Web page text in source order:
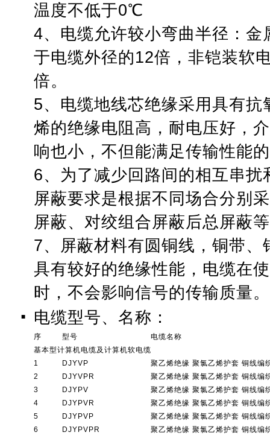
温度不低于0℃
4、电缆允许较小弯曲半径：
于电缆外径的12倍，非铠装软
倍。
5、电缆地线芯绝缘采用具有
烯的绝缘电阻高，耐电压好，
响也小，不但能满足传输性能
6、为了减少回路间的相互串
屏蔽要求是根据不同场合分别
屏蔽、对绞组合屏蔽后总屏蔽
7、屏蔽材料有圆铜线，铜带
具有较好的绝缘性能，电缆在
时，不会影响信号的传输质量。
■ 电缆型号、名称：
序 型号
电缆名称
基本型计算机电缆及计算机软电缆
1
DJYVP
聚乙烯绝缘 聚氯乙烯护套 铜线编
2
DJYVPR
聚乙烯绝缘 聚氯乙烯护套 铜线编
3
DJYPV
聚乙烯绝缘 聚氯乙烯护套 铜线编
4
DJYPVR
聚乙烯绝缘 聚氯乙烯护套 铜线编
5
DJYPVP
聚乙烯绝缘 聚氯乙烯护套 铜线编
6
DJYPVPR
聚乙烯绝缘 聚氯乙烯护套 铜线编